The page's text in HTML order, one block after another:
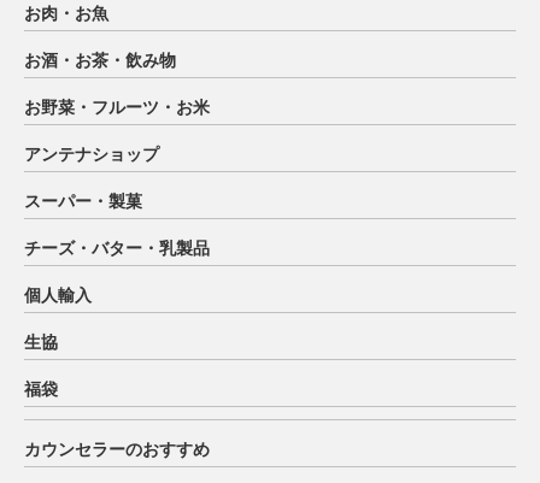
お肉・お魚
お酒・お茶・飲み物
お野菜・フルーツ・お米
アンテナショップ
スーパー・製菓
チーズ・バター・乳製品
個人輸入
生協
福袋
カウンセラーのおすすめ